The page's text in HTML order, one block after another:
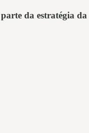
da estratégia